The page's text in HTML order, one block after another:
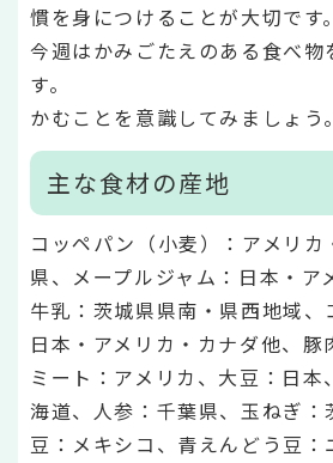
慣を身につけることが大切です。
今週はかみごたえのある食べ物
す。
かむことを意識してみましょう。
主な食材の産地
コッペパン（小麦）：アメリカ
県、メープルジャム：日本・ア
牛乳：茨城県県南・県西地域、
日本・アメリカ・カナダ他、豚
ミート：アメリカ、大豆：日
海道、人参：千葉県、玉ねぎ：
豆：メキシコ、青えんどう豆：